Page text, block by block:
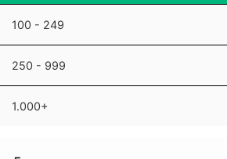
100 - 249
250 - 999
1.000+